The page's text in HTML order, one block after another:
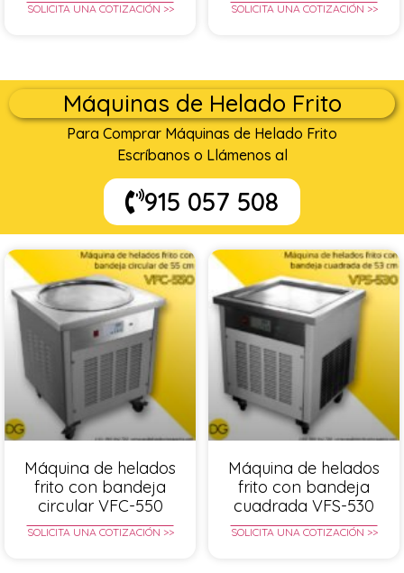
SOLICITA UNA COTIZACIÓN >> SOLICITA UNA COTIZACIÓN >>
Máquinas de Helado Frito
Para Comprar Máquinas de Helado Frito
Escríbanos o Llámenos al
915 057 508
Máquina de helados
frito con bandeja
circular VFC-550
SOLICITA UNA COTIZACIÓN >>
Máquina de helados
frito con bandeja
cuadrada VFS-530
SOLICITA UNA COTIZACIÓN >>